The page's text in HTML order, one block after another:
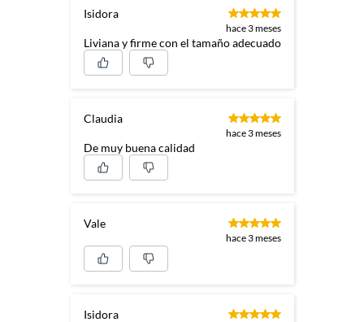
Isidora
hace 3 meses
Liviana y firme con el tamaño adecuado
Claudia
hace 3 meses
De muy buena calidad
Vale
hace 3 meses
Isidora